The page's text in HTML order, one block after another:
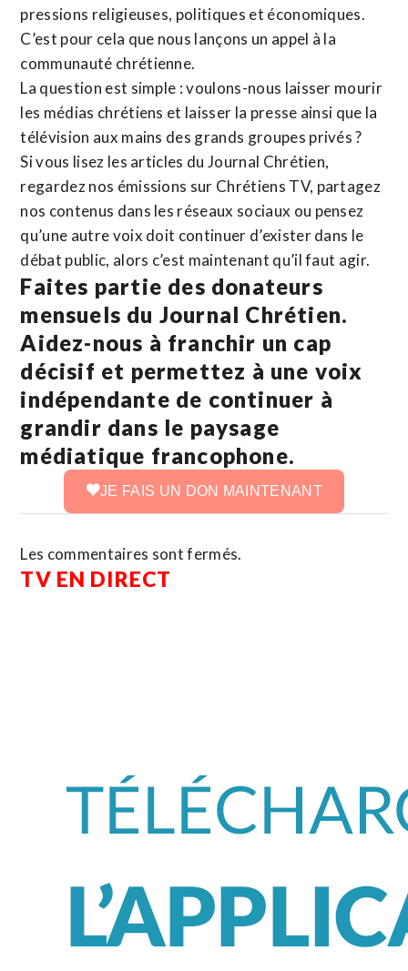
pressions religieuses, politiques et économiques.
C’est pour cela que nous lançons un appel à la
communauté chrétienne.
La question est simple : voulons-nous laisser mourir
les médias chrétiens et laisser la presse ainsi que la
télévision aux mains des grands groupes privés ?
Si vous lisez les articles du Journal Chrétien,
regardez nos émissions sur Chrétiens TV, partagez
nos contenus dans les réseaux sociaux ou pensez
qu’une autre voix doit continuer d’exister dans le
débat public, alors c’est maintenant qu’il faut agir.
Faites partie des donateurs
mensuels du Journal Chrétien.
Aidez-nous à franchir un cap
décisif et permettez à une voix
indépendante de continuer à
grandir dans le paysage
médiatique francophone.
JE FAIS UN DON MAINTENANT
Les commentaires sont fermés.
TV EN DIRECT